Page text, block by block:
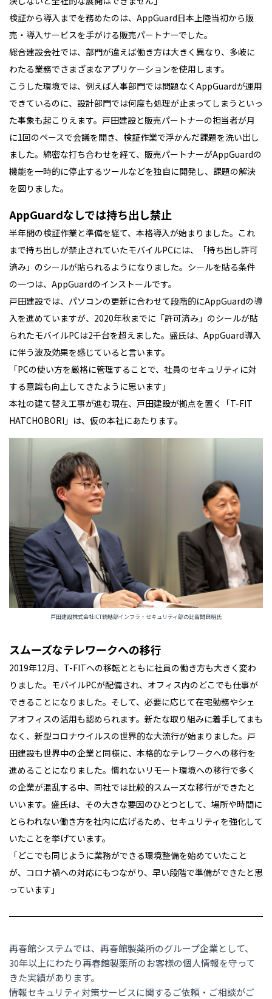
検証から導入までを務めたのは、AppGuard日本上陸当初から販
売・導入サービスを手がける販売パートナーでした。
総合建設会社では、部門が違えば働き方は大きく異なり、多岐に
わたる業務でさまざまなアプリケーションを使用します。
こうした環境では、例えば人事部門では問題なくAppGuardが運用
できているのに、設計部門では何度も処理が止まってしまうといっ
た事象も起こりえます。戸田建設と販売パートナーの担当者が月
に1回のペースで会議を開き、検証作業で浮かんだ課題を洗い出し
ました。綿密な打ち合わせを経て、販売パートナーがAppGuardの
機能を一時的に停止するツールなどを独自に開発し、課題の解決
を図りました。
AppGuardなしでは持ち出し禁止
半年間の検証作業と準備を経て、本格導入が始まりました。これ
まで持ち出しが禁止されていたモバイルPCには、「持ち出し許可
済み」のシールが貼られるようになりました。シールを貼る条件
の一つは、AppGuardのインストールです。
戸田建設では、パソコンの更新に合わせて段階的にAppGuardの導
入を進めていますが、2020年秋までに「許可済み」のシールが貼
られたモバイルPCは2千台を超えました。盛氏は、AppGuard導入
に伴う波及効果を感じていると言います。
「PCの使い方を厳格に管理することで、社員のセキュリティに対
する意識も向上してきたように思います」
本社の建て替え工事が進む現在、戸田建設が拠点を置く「T-FIT
HATCHOBORI」は、仮の本社にあたります。
戸田建設株式会社ICT統轄部インフラ・セキュリティ部の比留間良明氏
スムーズなテレワークへの移行
2019年12月、T-FITへの移転とともに社員の働き方も大きく変わ
りました。モバイルPCが配備され、オフィス内のどこでも仕事が
できることになりました。そして、必要に応じて在宅勤務やシェ
アオフィスの活用も認められます。新たな取り組みに着手してまも
なく、新型コロナウイルスの世界的な大流行が始まりました。戸
田建設も世界中の企業と同様に、本格的なテレワークへの移行を
進めることになりました。慣れないリモート環境への移行で多く
の企業が混乱する中、同社では比較的スムーズな移行ができたと
いいます。盛氏は、その大きな要因のひとつとして、場所や時間に
とらわれない働き方を社内に広げるため、セキュリティを強化して
いたことを挙げています。
「どこでも同じように業務ができる環境整備を始めていたこと
が、コロナ禍への対応にもつながり、早い段階で準備ができたと思
っています」
再春館システムでは、再春館製薬所のグループ企業として、
30年以上にわたり再春館製薬所のお客様の個人情報を守って
きた実績があります。
情報セキュリティ対策サービスに関するご依頼・ご相談がご